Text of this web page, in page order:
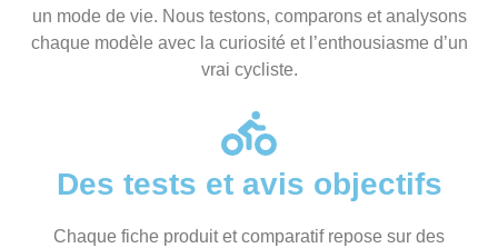
un mode de vie. Nous testons, comparons et analysons
chaque modèle avec la curiosité et l’enthousiasme d’un
vrai cycliste.
Des tests et avis objectifs
Chaque fiche produit et comparatif repose sur des